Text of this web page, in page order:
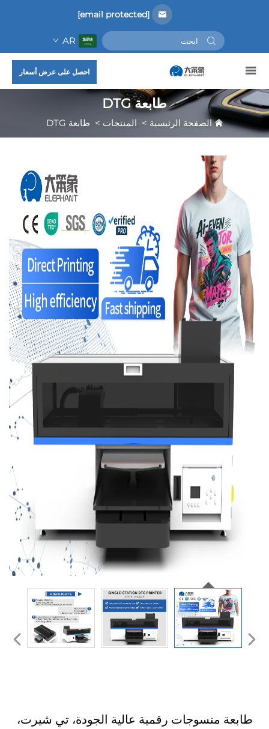
[email protected]
AR
احصل على عرض أسعار
طابعة DTG
الصفحة الرئيسية > المنتجات > طابعة DTG
طابعة منسوجات رقمية عالية الجودة، تي شيرت،